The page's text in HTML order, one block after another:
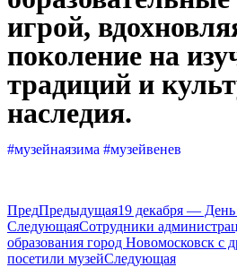
игрой,
поколение на
традиций и
наследия.
#музейнаязима #музейвенев
ПредПредыдущая19 декабря —
СледующаяСотрудники
образования город Новомосковск с
посетили музейСледующая